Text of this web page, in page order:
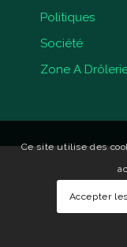
Politiques
Société
Zone A
Ce site utilise des
Accepter